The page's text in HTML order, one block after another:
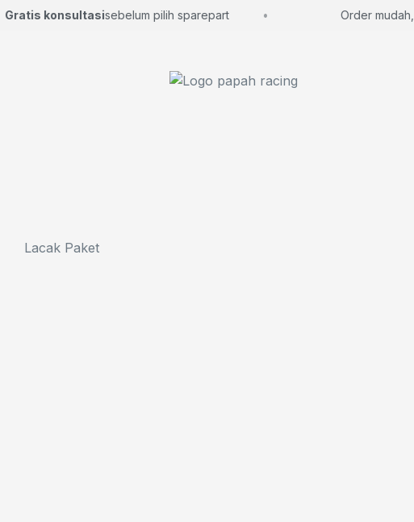
Gratis konsultasisebelum pilih sparepart Order mudah,
Lacak Paket